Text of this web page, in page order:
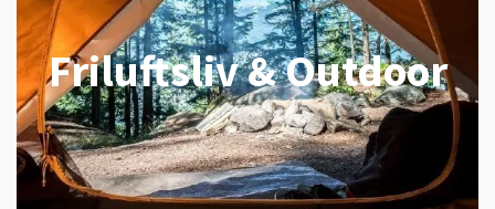
Friluftsliv & Outdoor